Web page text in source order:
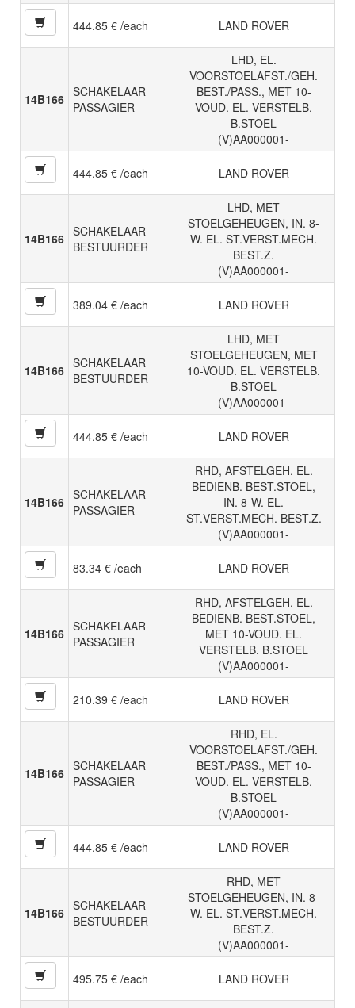
444.85 € /each LAND ROVER
14B166 SCHAKELAAR
PASSAGIER
LHD, EL.
VOORSTOELAFST./GEH.
BEST./PASS., MET 10-
VOUD. EL. VERSTELB.
B.STOEL
(V)AA000001-
444.85 € /each LAND ROVER
14B166 SCHAKELAAR
BESTUURDER
LHD, MET
STOELGEHEUGEN, IN. 8-
W. EL. ST.VERST.MECH.
BEST.Z.
(V)AA000001-
389.04 € /each LAND ROVER
14B166 SCHAKELAAR
BESTUURDER
LHD, MET
STOELGEHEUGEN, MET
10-VOUD. EL. VERSTELB.
B.STOEL
(V)AA000001-
444.85 € /each LAND ROVER
14B166 SCHAKELAAR
PASSAGIER
RHD, AFSTELGEH. EL.
BEDIENB. BEST.STOEL,
IN. 8-W. EL.
ST.VERST.MECH. BEST.Z.
(V)AA000001-
83.34 € /each LAND ROVER
14B166 SCHAKELAAR
PASSAGIER
RHD, AFSTELGEH. EL.
BEDIENB. BEST.STOEL,
MET 10-VOUD. EL.
VERSTELB. B.STOEL
(V)AA000001-
210.39 € /each LAND ROVER
14B166 SCHAKELAAR
PASSAGIER
RHD, EL.
VOORSTOELAFST./GEH.
BEST./PASS., MET 10-
VOUD. EL. VERSTELB.
B.STOEL
(V)AA000001-
444.85 € /each LAND ROVER
14B166 SCHAKELAAR
BESTUURDER
RHD, MET
STOELGEHEUGEN, IN. 8-
W. EL. ST.VERST.MECH.
BEST.Z.
(V)AA000001-
495.75 € /each LAND ROVER